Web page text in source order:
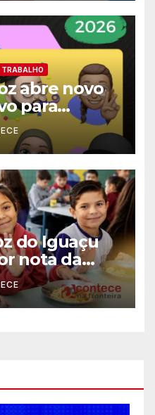
TRABALHO
abre novo
para
do Iguaçu
nota da